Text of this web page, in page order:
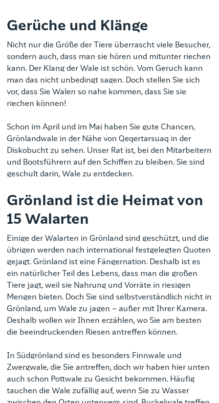
Gerüche und Klänge
Nicht nur die Größe der Tiere überrascht viele Besucher,
sondern auch, dass man sie hören und mitunter riechen
kann. Der Klang der Wale ist schön. Vom Geruch kann
man das nicht unbedingt sagen. Doch stellen Sie sich
vor, dass Sie Walen so nahe kommen, dass Sie sie
riechen können!
Schon im April und im Mai haben Sie gute Chancen,
Grönlandwale in der Nähe von Qeqertarsuaq in der
Diskobucht zu sehen. Unser Rat ist, bei den Mitarbeitern
und Bootsführern auf den Schiffen zu bleiben. Sie sind
geschult darin, Wale zu entdecken.
Grönland ist die Heimat von
15 Walarten
Einige der Walarten in Grönland sind geschützt, und die
übrigen werden nach international festgelegten Quoten
gejagt. Grönland ist eine Fängernation. Deshalb ist es
ein natürlicher Teil des Lebens, dass man die großen
Tiere jagt, weil sie Nahrung und Vorräte in riesigen
Mengen bieten. Doch Sie sind selbstverständlich nicht in
Grönland, um Wale zu jagen – außer mit Ihrer Kamera.
Deshalb wollen wir Ihnen erzählen, wo Sie am besten
die beeindruckenden Riesen antreffen können.
In Südgrönland sind es besonders Finnwale und
Zwergwale, die Sie antreffen, doch wir haben hier unten
auch schon Pottwale zu Gesicht bekommen. Häufig
tauchen die Wale zufällig auf, wenn Sie zu Wasser